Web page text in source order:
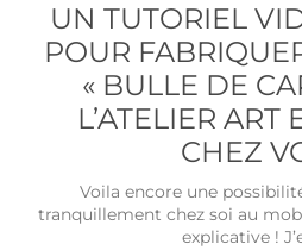
UN TUTORIEL
POUR
« BULLE DE
L’ATELIER ART
CHEZ
Voila encore une
tranquillement chez soi au
explicative !